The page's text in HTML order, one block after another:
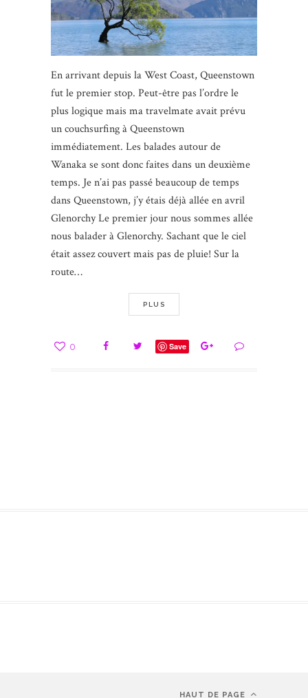
En arrivant depuis la West Coast, Queenstown
fut le premier stop. Peut-être pas l’ordre le
plus logique mais ma travelmate avait prévu
un couchsurfing à Queenstown
immédiatement. Les balades autour de
Wanaka se sont donc faites dans un deuxième
temps. Je n’ai pas passé beaucoup de temps
dans Queenstown, j’y étais déjà allée en avril
Glenorchy Le premier jour nous sommes allée
nous balader à Glenorchy. Sachant que le ciel
était assez couvert mais pas de pluie! Sur la
route…
PLUS
0 Save
HAUT DE PAGE